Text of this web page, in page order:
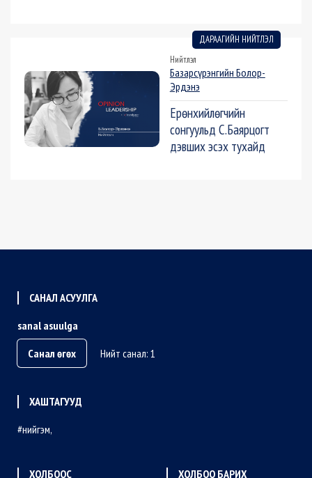
ДАРААГИЙН НИЙТЛЭЛ
Нийтлэл
Базарсүрэнгийн Болор-
Эрдэнэ
Ерөнхийлөгчийн
сонгуульд С.Баярцогт
дэвших эсэх тухайд
САНАЛ АСУУЛГА
sanal asuulga
Санал өгөх
Нийт санал: 1
ХАШТАГУУД
нийгэм
ХОЛБООС ХОЛБОО БАРИХ